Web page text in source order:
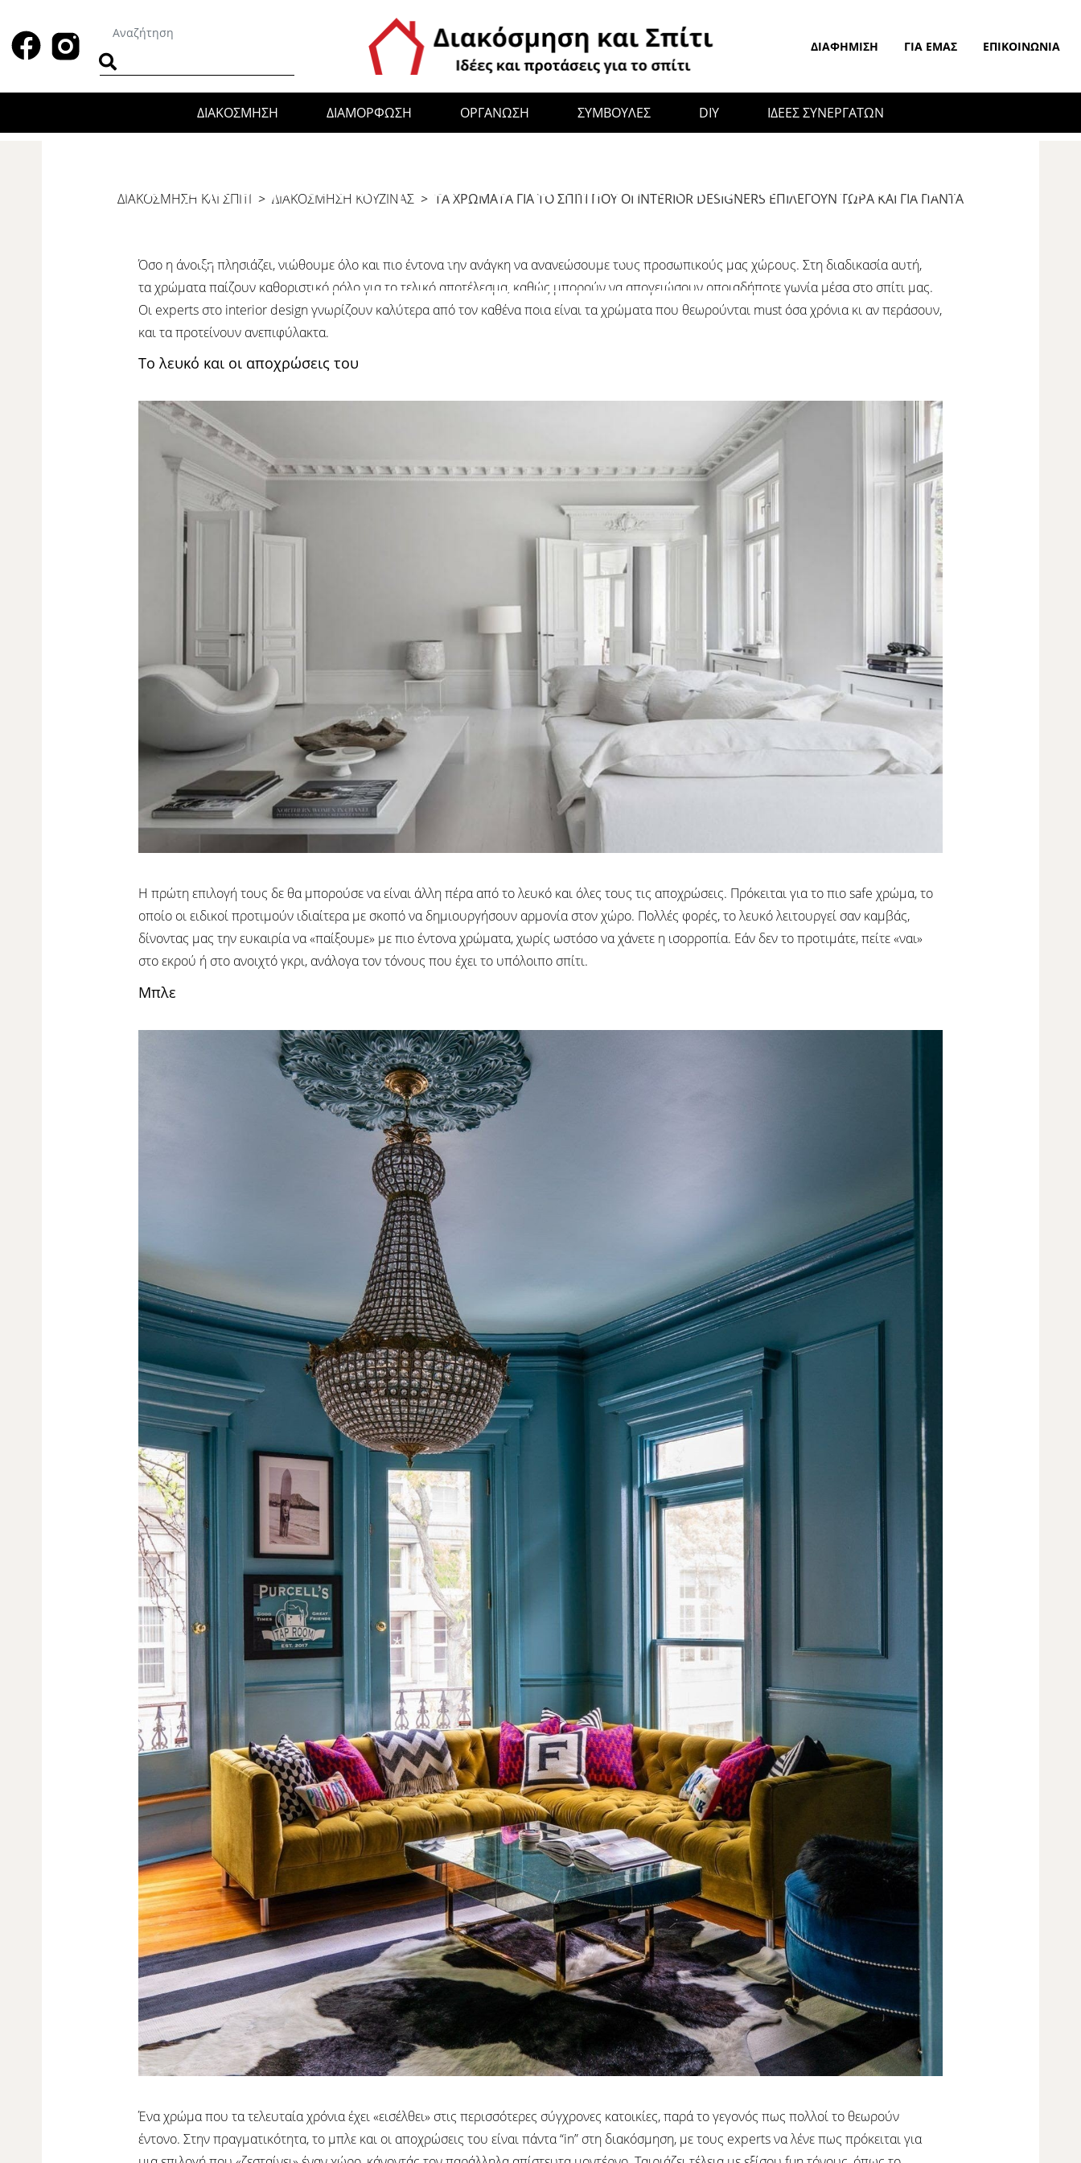
ΔΙΑΦΉΜΙΣΗ ΓΙΑ ΕΜΆΣ ΕΠΙΚΟΙΝΩΝΊΑ
ΔΙΑΚΟΣΜΗΣΗ ΔΙΑΜΟΡΦΩΣΗ ΟΡΓΑΝΩΣΗ ΣΥΜΒΟΥΛΕΣ DIY ΙΔΕΕΣ ΣΥΝΕΡΓΑΤΩΝ
Τα χρώματα για το σπίτι που οι interior
ΔΙΑΚΟΣΜΗΣΗ ΚΑΙ ΣΠΙΤΙ > ΔΙΑΚΌΣΜΗΣΗ ΚΟΥΖΊΝΑΣ > ΤΑ ΧΡΏΜΑΤΑ ΓΙΑ ΤΟ ΣΠΊΤΙ ΠΟΥ ΟΙ INTERIOR DESIGNERS ΕΠΙΛΈΓΟΥΝ ΤΏΡΑ ΚΑΙ ΓΙΑ ΠΆΝΤΑ
Όσο η άνοιξη πλησιάζει, νιώθουμε όλο και πιο έντονα την ανάγκη να ανανεώσουμε τους προσωπικούς μας χώρους. Στη διαδικασία αυτή,
τα χρώματα παίζουν καθοριστικό ρόλο για το τελικό αποτέλεσμα, καθώς μπορούν να απογειώσουν οποιαδήποτε γωνία μέσα στο σπίτι μας.
Οι experts στο interior design γνωρίζουν καλύτερα από τον καθένα ποια είναι τα χρώματα που θεωρούνται must όσα χρόνια κι αν περάσουν,
και τα προτείνουν ανεπιφύλακτα.
Το λευκό και οι αποχρώσεις του
Η πρώτη επιλογή τους δε θα μπορούσε να είναι άλλη πέρα από το λευκό και όλες τους τις αποχρώσεις. Πρόκειται για το πιο safe χρώμα, το
οποίο οι ειδικοί προτιμούν ιδιαίτερα με σκοπό να δημιουργήσουν αρμονία στον χώρο. Πολλές φορές, το λευκό λειτουργεί σαν καμβάς,
δίνοντας μας την ευκαιρία να «παίξουμε» με πιο έντονα χρώματα, χωρίς ωστόσο να χάνετε η ισορροπία. Εάν δεν το προτιμάτε, πείτε «ναι»
στο εκρού ή στο ανοιχτό γκρι, ανάλογα τον τόνους που έχει το υπόλοιπο σπίτι.
Μπλε
Ένα χρώμα που τα τελευταία χρόνια έχει «εισέλθει» στις περισσότερες σύγχρονες κατοικίες, παρά το γεγονός πως πολλοί το θεωρούν
έντονο. Στην πραγματικότητα, το μπλε και οι αποχρώσεις του είναι πάντα “in” στη διακόσμηση, με τους experts να λένε πως πρόκειται για